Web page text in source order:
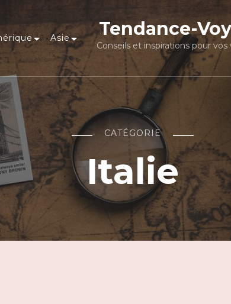
Asie Tendance-
Conseils et inspirations pour vos
CATÉGORIE
Italie